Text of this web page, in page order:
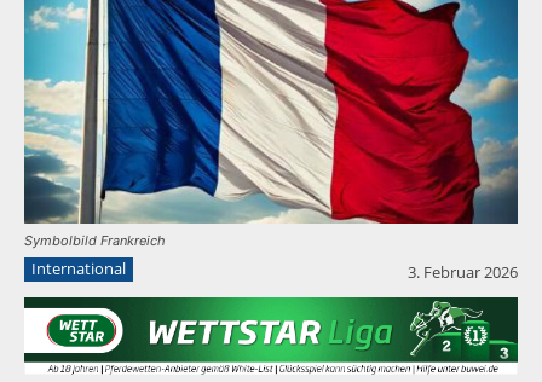
Symbolbild Frankreich
International 3. Februar 2026